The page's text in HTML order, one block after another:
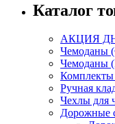
Каталог
АКЦИЯ
Чемоданы
Чемоданы
Комплекты
Ручная
Чехлы для
Дорожные